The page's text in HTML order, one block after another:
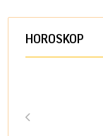
HOROSKOP